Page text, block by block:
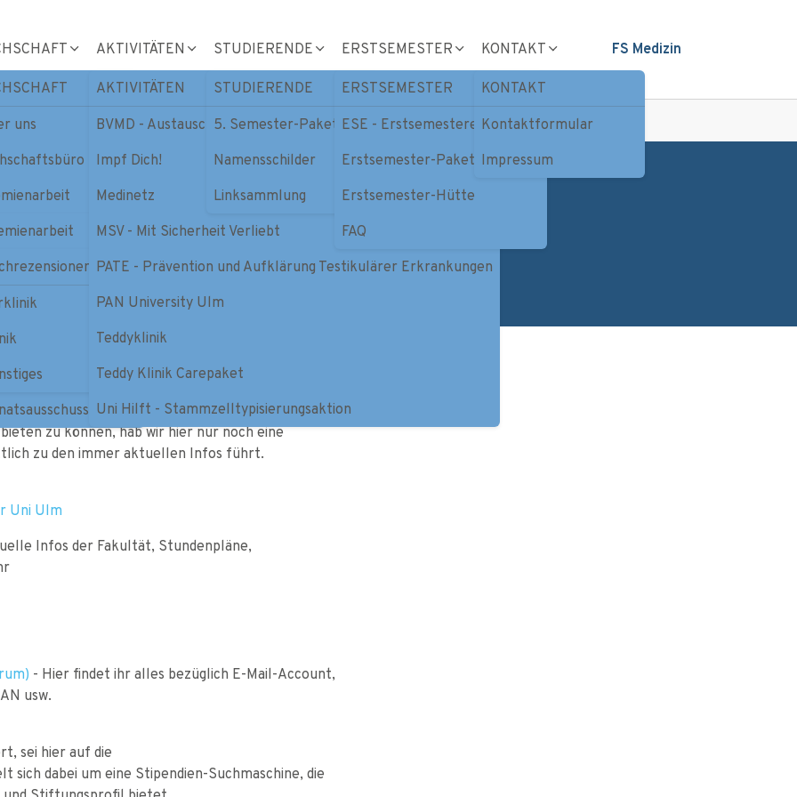
uns
- Fachschaftenrat
Lehre
AKTIVITÄTEN
AKTIVITÄTEN
BVMD - Austausch
Impf Dich!
Medinetz
MSV - Mit Sicherheit Verliebt
PATE - Prävention und Aufklärung Testikulärer Erkrankungen
PAN University Ulm
Teddyklinik
Teddy Klinik Carepaket
Uni Hilft - Stammzelltypisierungsaktion
STUDIERENDE
STUDIERENDE
5. Semester-Paket
Namensschilder
Linksammlung
ERSTSEMESTER
ERSTSEMESTER
ESE - Erstsemestereinführung
Erstsemester-Paket
Erstsemester-Hütte
FAQ
KONTAKT
KONTAKT
Kontaktformular
Impressum
FS Medizin
Medizin
zu können, hab wir hier nur noch eine
zu den immer aktuellen Infos führt.
Uni Ulm
Infos der Fakultät, Stundenpläne,
- Hier findet ihr alles bezüglich E-Mail-Account,
usw.
sei hier auf die
sich dabei um eine Stipendien-Suchmaschine, die